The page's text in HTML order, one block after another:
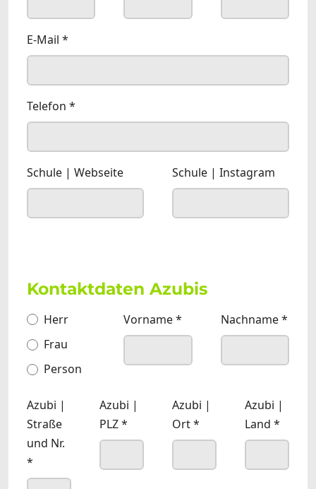
E-Mail *
Telefon *
Schule | Webseite Schule | Instagram
Kontaktdaten Azubis
Anrede
Herr
Frau
Person
Vorname* Nachname*
Azubi |
Straße
und Nr.
*
Azubi |
PLZ*
Azubi |
Ort*
Azubi |
Land *